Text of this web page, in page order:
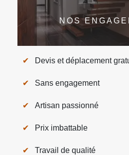
NOS
Devis et déplacement
Sans engagement
Artisan passionné
Prix imbattable
Travail de qualité